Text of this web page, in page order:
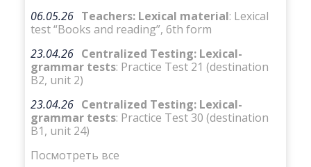
06.05.26 Teachers: Lexical material: Lexical
test “Books and reading”, 6th form
23.04.26 Centralized Testing: Lexical-
grammar tests: Practice Test 21 (destination
B2, unit 2)
23.04.26 Centralized Testing: Lexical-
grammar tests: Practice Test 30 (destination
B1, unit 24)
Посмотреть все